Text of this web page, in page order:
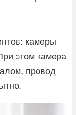
камеры
этом камера
провод